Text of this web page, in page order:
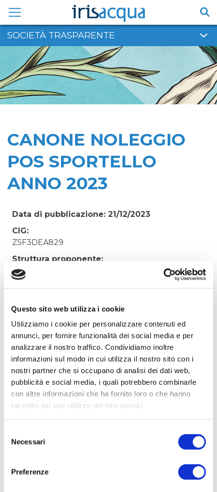
Questo sito web utilizza i cookie
Utilizziamo i cookie per personalizzare contenuti ed
annunci, per fornire funzionalità dei social media e per
analizzare il nostro traffico. Condividiamo inoltre
informazioni sul modo in cui utilizza il nostro sito con i
nostri partner che si occupano di analisi dei dati web,
pubblicità e social media, i quali potrebbero combinarle
con altre informazioni che ha fornito loro o che hanno
raccolto dal suo utilizzo dei loro servizi.
delNecessari
Preferenze
contenuto
SOCIETÀ TRASPARENTE
CANONE NOLEGGIO
POS SPORTELLO
ANNO 2023
Data di pubblicazione: 21/12/2023
CIG:
Z5F3DEA829
Struttura proponente:
Irisacqua srl P.I./C.F. 01070220312. - Ufficio
Tecnico
CANONE NOLEGGIO POS SPORTELLO ANNO
2023
Elenco operatori invitati:
Codice Fiscale:
Procedura di scelta:
Affidamento ai sensi del Regolamento Generale
Aziendale per Lavori Servizi e Forniture
Aggiudicatario Nome:
NEXI PAYMENTS SPA - cod. fisc. 04107060966
Importo Aggiudicazione:
Tempi di completamento: